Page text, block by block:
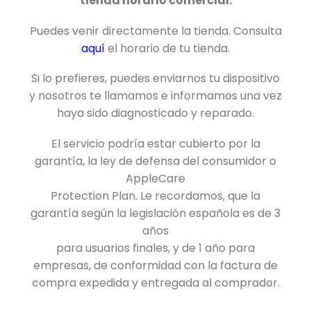
Puedes venir directamente la tienda. Consulta
aquíel horario de tu tienda.
Si lo prefieres, puedes enviarnos tu dispositivo
y nosotros te llamamos e informamos una vez
haya sido diagnosticado y reparado.
El servicio podría estar cubierto por la
garantía, la ley de defensa del consumidor o
AppleCare
Protection Plan. Le recordamos, que la
garantía según la legislación española es de 3
años
para usuarios finales, y de 1 año para
empresas, de conformidad con la factura de
compra expedida y entregada al comprador.